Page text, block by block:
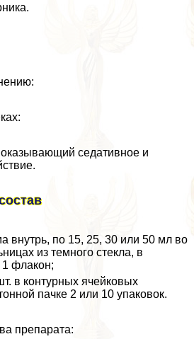
седативное и
внутрь, по 15, 25, 30 или 50 мл во
из темного стекла, в
1 флакон;
в контурных ячейковых
пачке 2 или 10 упаковок.
препарата: